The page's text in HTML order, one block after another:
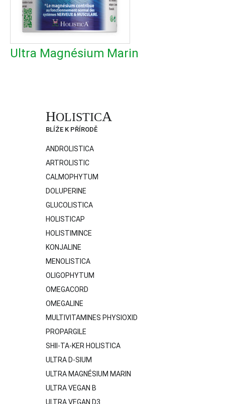
Ultra Magnésium Marin
HOLISTICA
BLÍŽE K PŘÍRODĚ
ANDROLISTICA
ARTROLISTIC
CALMOPHYTUM
DOLUPERINE
GLUCOLISTICA
HOLISTICAP
HOLISTIMINCE
KONJALINE
MENOLISTICA
OLIGOPHYTUM
OMEGACORD
OMEGALINE
MULTIVITAMINES PHYSIOXID
PROPARGILE
SHII-TA-KER HOLISTICA
ULTRA D-SIUM
ULTRA MAGNÉSIUM MARIN
ULTRA VEGAN B
ULTRA VEGAN D3